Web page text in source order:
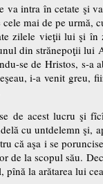
va intra în cetate şi
mai de pe urmă,
zilele vieţii lui şi
din strănepoţii lui
se de Hristos, s-
i-a venit greu,
de acest lucru şi
cu untdelemn
că aşa i se
de la scopul său.
la arătarea lui